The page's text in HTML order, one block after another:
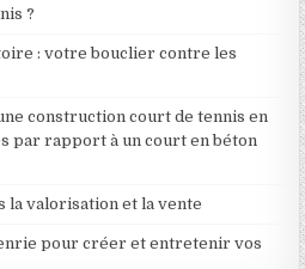
?
: votre bouclier contre les
construction court de tennis en
par rapport à un court en béton
la valorisation et la vente
pour créer et entretenir vos